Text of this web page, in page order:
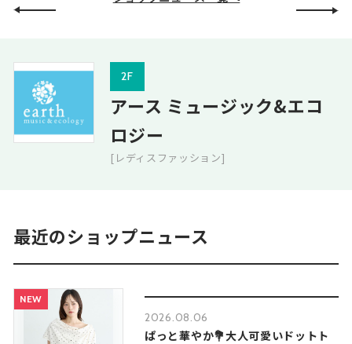
2F
アース ミュージック&エコ
ロジー
[レディスファッション]
最近のショップニュース
NEW
2026.08.06
ぱっと華やか💐大人可愛いドットト